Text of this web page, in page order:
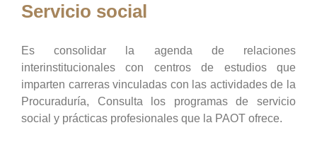
Servicio social
Es consolidar la agenda de relaciones
interinstitucionales con centros de estudios que
imparten carreras vinculadas con las actividades de la
Procuraduría, Consulta los programas de servicio
social y prácticas profesionales que la PAOT ofrece.